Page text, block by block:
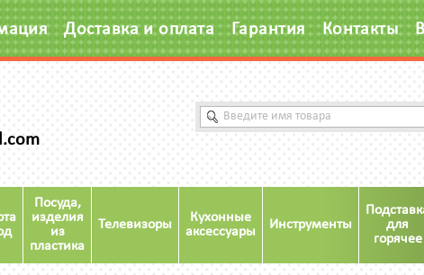
Доставка и оплата Гарантия Контакты
Посуда,
изделия
из
пластика
Телевизоры
Кухонные
аксессуары
Инструменты
для
горячее